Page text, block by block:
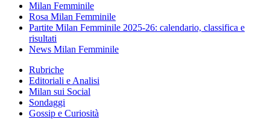
Milan Femminile
Rosa Milan Femminile
Partite Milan Femminile 2025-26: calendario, classifica e
risultati
News Milan Femminile
Rubriche
Editoriali e Analisi
Milan sui Social
Sondaggi
Gossip e Curiosità